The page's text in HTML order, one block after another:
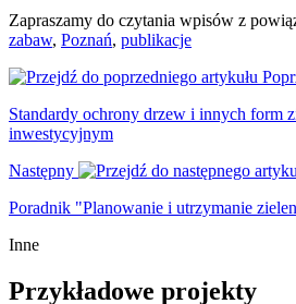
Zapraszamy do czytania wpisów z
zabaw, Poznań, publikacje
Standardy ochrony drzew i innych form
inwestycyjnym
Następny
Poradnik "Planowanie i utrzymanie
Inne
Przykładowe projekty